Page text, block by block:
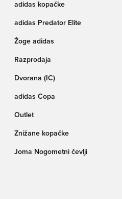
adidas kopačke
adidas Predator Elite
Žoge adidas
Razprodaja
Dvorana (IC)
adidas Copa
Outlet
Znižane kopačke
Joma Nogometni čevlji